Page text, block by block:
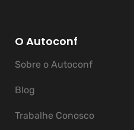
O Autoconf
Sobre o Autoconf
Blog
Trabalhe Conosco